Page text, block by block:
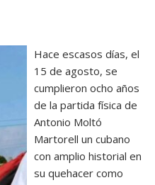
Hace escasos días, el
15 de agosto, se
cumplieron ocho años
de la partida física de
Antonio Moltó
Martorell un cubano
con amplio historial en
su quehacer como